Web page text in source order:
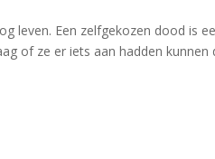
leven. Een zelfgekozen dood is
of ze er iets aan hadden